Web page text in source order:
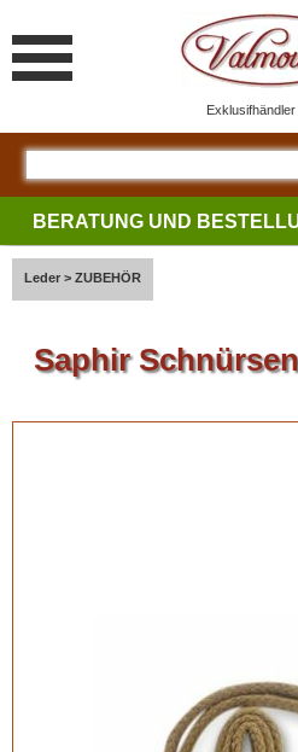
BERATUNG UND
Leder > ZUBEHÖR
Saphir